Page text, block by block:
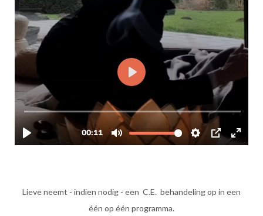
Lieve neemt - indien nodig - een C.E. behandeling op in een
één op één programma.